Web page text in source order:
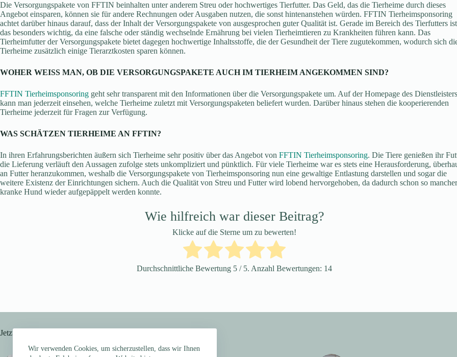
Wir verwenden Cookies, um sicherzustellen, dass wir Ihnen
Die Versorgungspakete von FFTIN beinhalten unter anderem Streu oder hochwertiges Tierfutter. Das Geld, das die Tierheime durch dieses
Angebot einsparen, können sie für andere Rechnungen oder Ausgaben nutzen, die sonst hintenanstehen würden. FFTIN Tierheimsponsoring
achtet darüber hinaus darauf, dass der Inhalt der Versorgungspakete von ausgesprochen guter Qualität ist. Gerade im Bereich des Tierfutters ist
das besonders wichtig, da eine falsche oder ständig wechselnde Ernährung bei vielen Tierheimtieren zu Krankheiten führen kann. Das
Tierheimfutter der Versorgungspakete bietet dagegen hochwertige Inhaltsstoffe, die der Gesundheit der Tiere zugutekommen, wodurch sich
Tierheime zusätzlich einige Tierarztkosten sparen können.
WOHER WEISS MAN, OB DIE VERSORGUNGSPAKETE AUCH IM TIERHEIM ANGEKOMMEN SIND?
FFTIN Tierheimsponsoring geht sehr transparent mit den Informationen über die Versorgungspakete um. Auf der Homepage des Dienstleisters
kann man jederzeit einsehen, welche Tierheime zuletzt mit Versorgungspaketen beliefert wurden. Darüber hinaus stehen die kooperierenden
Tierheime jederzeit für Fragen zur Verfügung.
WAS SCHÄTZEN TIERHEIME AN FFTIN?
In ihren Erfahrungsberichten äußern sich Tierheime sehr positiv über das Angebot von FFTIN Tierheimsponsoring. Die Tiere genießen ihr
die Lieferung verläuft den Aussagen zufolge stets unkompliziert und pünktlich. Für viele Tierheime war es stets eine Herausforderung,
an Futter heranzukommen, weshalb die Versorgungspakete von Tierheimsponsoring nun eine gewaltige Entlastung darstellen und sogar die
weitere Existenz der Einrichtungen sichern. Auch die Qualität von Streu und Futter wird lobend hervorgehoben, da dadurch schon so mancher
kranke Hund wieder aufgepäppelt werden konnte.
Wie hilfreich war dieser Beitrag?
Klicke auf die Sterne um zu bewerten!
Durchschnittliche Bewertung 5 / 5. Anzahl Bewertungen: 14
Jetzt trendig